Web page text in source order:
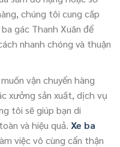
chúng tôi cung cấp
gác Thanh Xuân để
nhanh chóng và thuận
vận chuyển hàng
xưởng sản xuất, dịch vụ
tôi sẽ giúp bạn di
và hiệu quả. Xe ba
việc vô cùng cẩn thận